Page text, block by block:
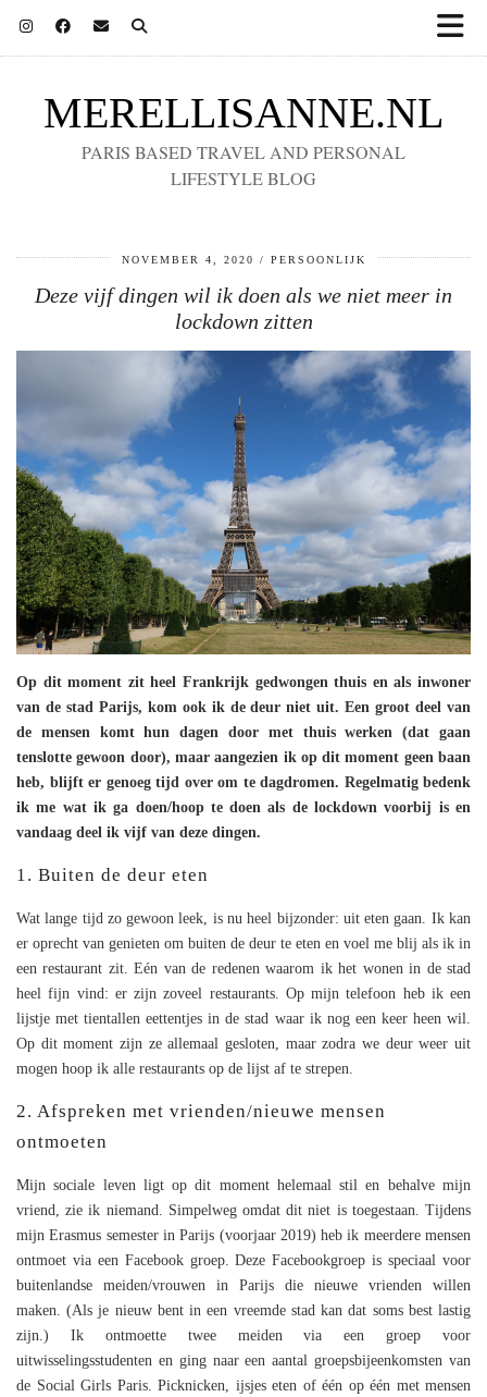
MERELLISANNE.NL
PARIS BASED TRAVEL AND PERSONAL
LIFESTYLE BLOG
NOVEMBER 4, 2020 PERSOONLIJK
Deze vijf dingen wil ik doen als we niet meer in
lockdown zitten
Op dit moment zit heel Frankrijk gedwongen thuis en als inwoner
van de stad Parijs, kom ook ik de deur niet uit. Een groot deel van
de mensen komt hun dagen door met thuis werken (dat gaan
tenslotte gewoon door), maar aangezien ik op dit moment geen baan
heb, blijft er genoeg tijd over om te dagdromen. Regelmatig bedenk
ik me wat ik ga doen/hoop te doen als de lockdown voorbij is en
vandaag deel ik vijf van deze dingen.
1. Buiten de deur eten
Wat lange tijd zo gewoon leek, is nu heel bijzonder: uit eten gaan. Ik kan
er oprecht van genieten om buiten de deur te eten en voel me blij als ik in
een restaurant zit. Eén van de redenen waarom ik het wonen in de stad
heel fijn vind: er zijn zoveel restaurants. Op mijn telefoon heb ik een
lijstje met tientallen eettentjes in de stad waar ik nog een keer heen wil.
Op dit moment zijn ze allemaal gesloten, maar zodra we deur weer uit
mogen hoop ik alle restaurants op de lijst af te strepen.
2. Afspreken met vrienden/nieuwe mensen
ontmoeten
Mijn sociale leven ligt op dit moment helemaal stil en behalve mijn
vriend, zie ik niemand. Simpelweg omdat dit niet is toegestaan. Tijdens
mijn Erasmus semester in Parijs (voorjaar 2019) heb ik meerdere mensen
ontmoet via een Facebook groep. Deze Facebookgroep is speciaal voor
buitenlandse meiden/vrouwen in Parijs die nieuwe vrienden willen
maken. (Als je nieuw bent in een vreemde stad kan dat soms best lastig
zijn.) Ik ontmoette twee meiden via een groep voor
uitwisselingsstudenten en ging naar een aantal groepsbijeenkomsten van
de Social Girls Paris. Picknicken, ijsjes eten of één op één met mensen